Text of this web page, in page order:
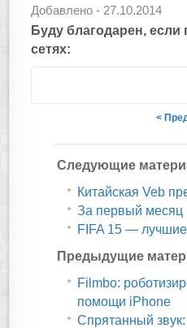
Добавлено - 27.10.2014
Буду благодарен, если
сетях:
<
Следующие
Китайская Veb
За первый месяц
FIFA 15 —
Предыдущие
Filmbo:
помощи iPhone
Спрятанный